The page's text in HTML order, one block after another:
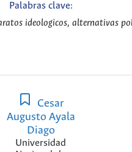
Palabras clave:
ideologicos, alternativas
Cesar
Augusto Ayala
Diago
Universidad